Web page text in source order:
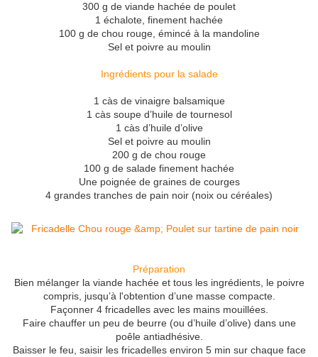
300 g de viande hachée de poulet
1 échalote, finement hachée
100 g de chou rouge, émincé à la mandoline
Sel et poivre au moulin
Ingrédients pour la salade
1 càs de vinaigre balsamique
1 càs soupe d’huile de tournesol
1 càs d’huile d’olive
Sel et poivre au moulin
200 g de chou rouge
100 g de salade finement hachée
Une poignée de graines de courges
4 grandes tranches de pain noir (noix ou céréales)
Préparation
Bien mélanger la viande hachée et tous les ingrédients, le poivre
compris, jusqu’à l'obtention d’une masse compacte.
Façonner 4 fricadelles avec les mains mouillées.
Faire chauffer un peu de beurre (ou d’huile d’olive) dans une
poêle antiadhésive.
Baisser le feu, saisir les fricadelles environ 5 min sur chaque face